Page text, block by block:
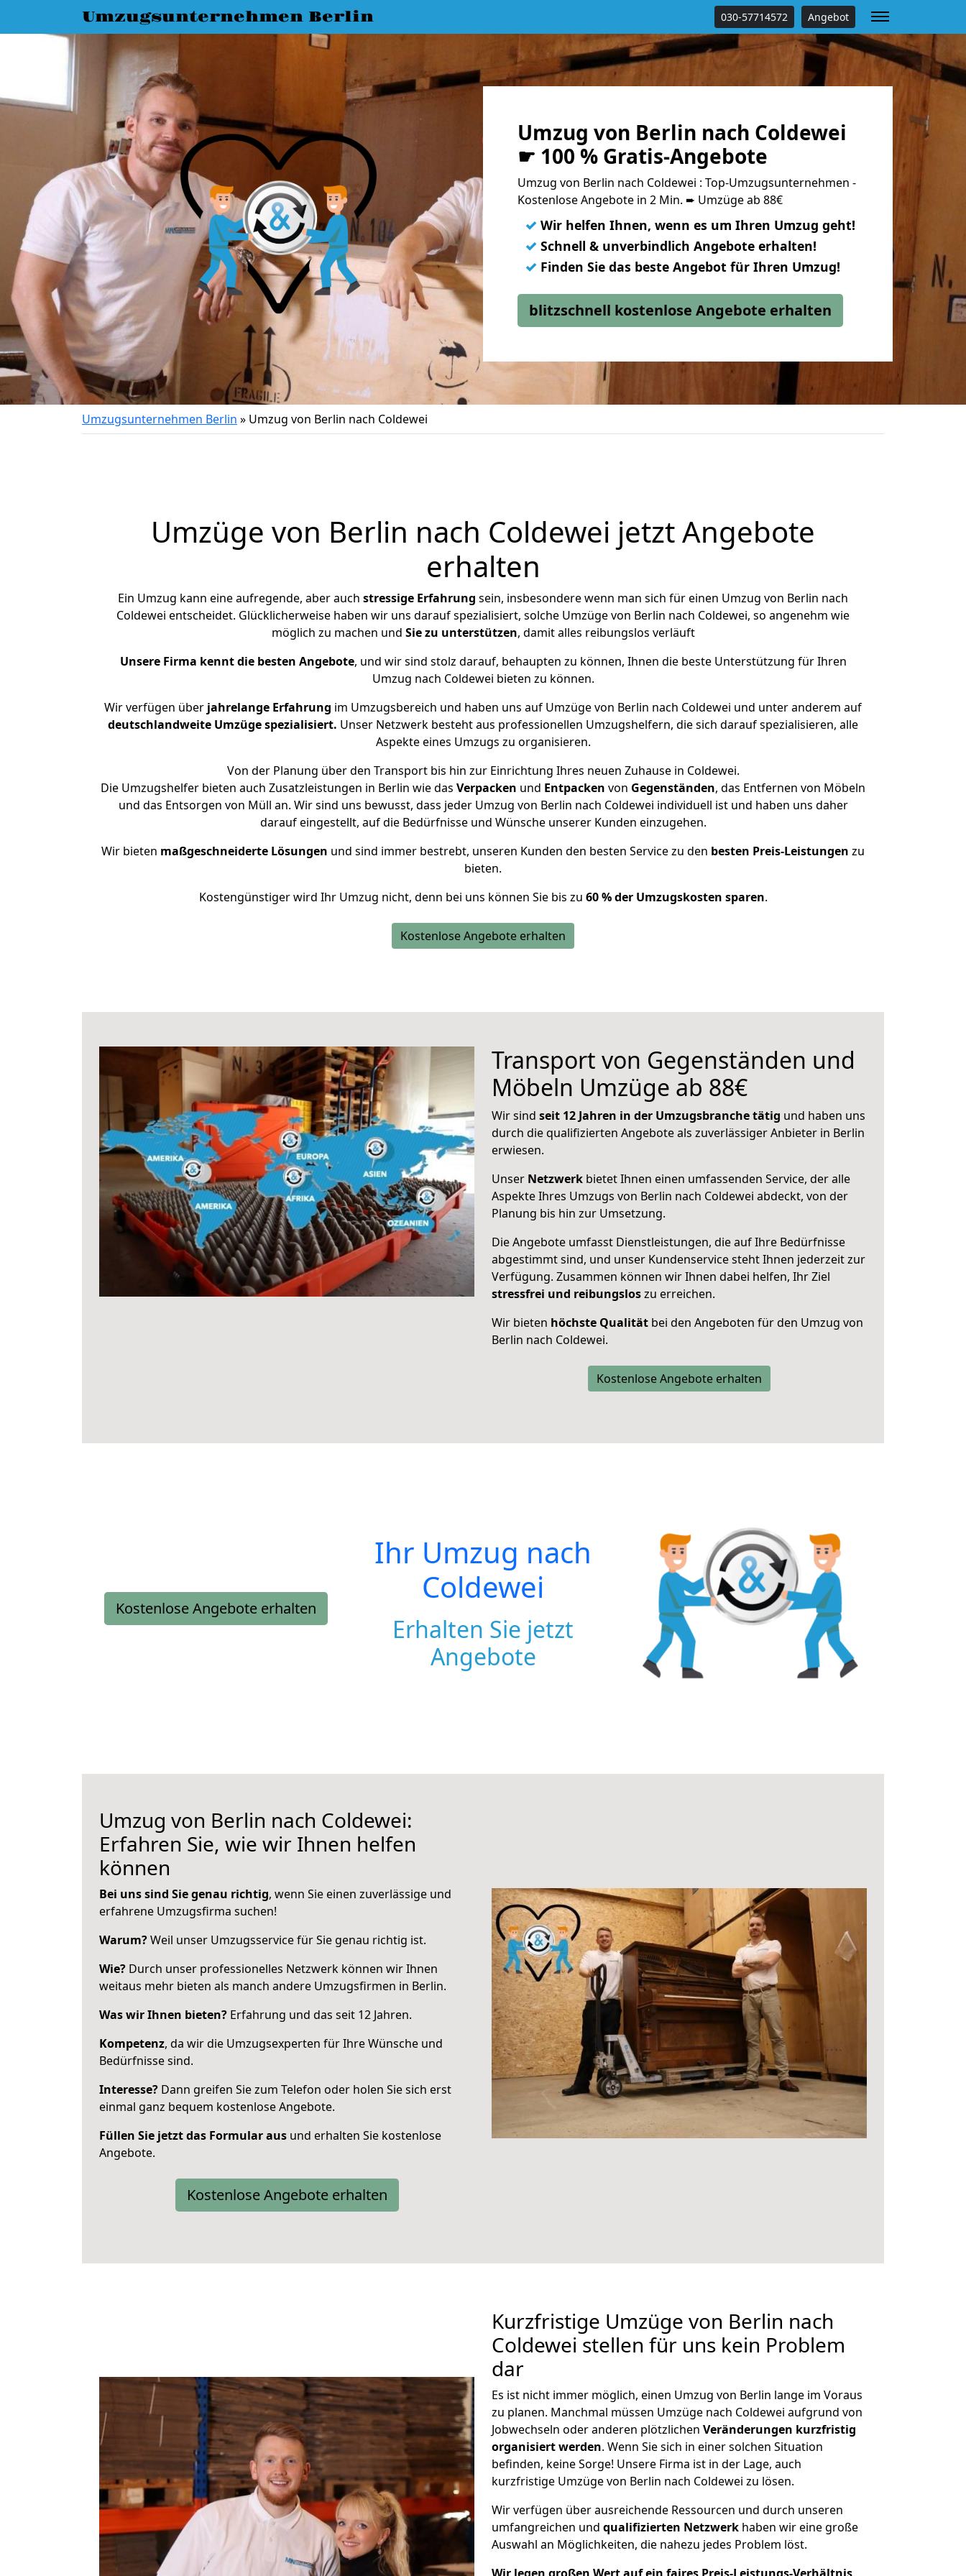
Umzugsunternehmen Berlin 030-57714572 Angebot
Umzug von Berlin nach Coldewei
☛ 100 % Gratis-Angebote
Umzug von Berlin nach Coldewei : Top-Umzugsunternehmen -
Kostenlose Angebote in 2 Min. ➨ Umzüge ab 88€
✓ Wir helfen Ihnen, wenn es um Ihren Umzug geht!
✓ Schnell & unverbindlich Angebote erhalten!
✓ Finden Sie das beste Angebot für Ihren Umzug!
blitzschnell kostenlose Angebote erhalten
Umzugsunternehmen Berlin » Umzug von Berlin nach Coldewei
Umzüge von Berlin nach Coldewei jetzt Angebote
erhalten
Ein Umzug kann eine aufregende, aber auch stressige Erfahrung sein, insbesondere wenn man sich für einen Umzug von Berlin nach
Coldewei entscheidet. Glücklicherweise haben wir uns darauf spezialisiert, solche Umzüge von Berlin nach Coldewei, so angenehm wie
möglich zu machen und Sie zu unterstützen, damit alles reibungslos verläuft
Unsere Firma kennt die besten Angebote, und wir sind stolz darauf, behaupten zu können, Ihnen die beste Unterstützung für Ihren
Umzug nach Coldewei bieten zu können.
Wir verfügen über jahrelange Erfahrung im Umzugsbereich und haben uns auf Umzüge von Berlin nach Coldewei und unter anderem auf
deutschlandweite Umzüge spezialisiert. Unser Netzwerk besteht aus professionellen Umzugshelfern, die sich darauf spezialisieren, alle
Aspekte eines Umzugs zu organisieren.
Von der Planung über den Transport bis hin zur Einrichtung Ihres neuen Zuhause in Coldewei.
Die Umzugshelfer bieten auch Zusatzleistungen in Berlin wie das Verpacken und Entpacken von Gegenständen, das Entfernen von Möbeln
und das Entsorgen von Müll an. Wir sind uns bewusst, dass jeder Umzug von Berlin nach Coldewei individuell ist und haben uns daher
darauf eingestellt, auf die Bedürfnisse und Wünsche unserer Kunden einzugehen.
Wir bieten maßgeschneiderte Lösungen und sind immer bestrebt, unseren Kunden den besten Service zu den besten Preis-Leistungen zu
bieten.
Kostengünstiger wird Ihr Umzug nicht, denn bei uns können Sie bis zu 60 % der Umzugskosten sparen.
Kostenlose Angebote erhalten
Transport von Gegenständen und
Möbeln Umzüge ab 88€
Wir sind seit 12 Jahren in der Umzugsbranche tätig und haben uns
durch die qualifizierten Angebote als zuverlässiger Anbieter in Berlin
erwiesen.
Unser Netzwerk bietet Ihnen einen umfassenden Service, der alle
Aspekte Ihres Umzugs von Berlin nach Coldewei abdeckt, von der
Planung bis hin zur Umsetzung.
Die Angebote umfasst Dienstleistungen, die auf Ihre Bedürfnisse
abgestimmt sind, und unser Kundenservice steht Ihnen jederzeit zur
Verfügung. Zusammen können wir Ihnen dabei helfen, Ihr Ziel
stressfrei und reibungsloszu erreichen.
Wir bieten höchste Qualität bei den Angeboten für den Umzug von
Berlin nach Coldewei.
Kostenlose Angebote erhalten
Kostenlose Angebote erhalten
Ihr Umzug nach
Coldewei
Erhalten Sie jetzt
Angebote
Umzug von Berlin nach Coldewei:
Erfahren Sie, wie wir Ihnen helfen
können
Bei uns sind Sie genau richtig, wenn Sie einen zuverlässige und
erfahrene Umzugsfirma suchen!
Warum?Weil unser Umzugsservice für Sie genau richtig ist.
Wie? Durch unser professionelles Netzwerk können wir Ihnen
weitaus mehr bieten als manch andere Umzugsfirmen in Berlin.
Was wir Ihnen bieten? Erfahrung und das seit 12 Jahren.
Kompetenz, da wir die Umzugsexperten für Ihre Wünsche und
Bedürfnisse sind.
Interesse? Dann greifen Sie zum Telefon oder holen Sie sich erst
einmal ganz bequem kostenlose Angebote.
Füllen Sie jetzt das Formular aus und erhalten Sie kostenlose
Angebote.
Kostenlose Angebote erhalten
Kurzfristige Umzüge von Berlin nach
Coldewei stellen für uns kein Problem
dar
Es ist nicht immer möglich, einen Umzug von Berlin lange im Voraus
zu planen. Manchmal müssen Umzüge nach Coldewei aufgrund von
Jobwechseln oder anderen plötzlichen Veränderungen kurzfristig
organisiert werden. Wenn Sie sich in einer solchen Situation
befinden, keine Sorge! Unsere Firma ist in der Lage, auch
kurzfristige Umzüge von Berlin nach Coldewei zu lösen.
Wir verfügen über ausreichende Ressourcen und durch unseren
umfangreichen und qualifizierten Netzwerk haben wir eine große
Auswahl an Möglichkeiten, die nahezu jedes Problem löst.